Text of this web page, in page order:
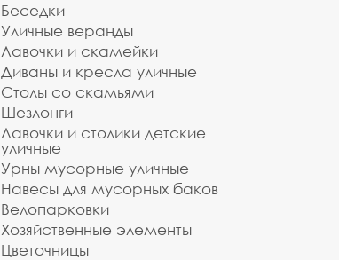
Беседки
Уличные веранды
Лавочки и скамейки
Диваны и кресла уличные
Столы со скамьями
Шезлонги
Лавочки и столики детские
уличные
Урны мусорные уличные
Навесы для мусорных баков
Велопарковки
Хозяйственные элементы
Цветочницы